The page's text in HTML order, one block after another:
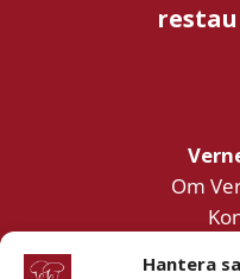
Hantera
Om